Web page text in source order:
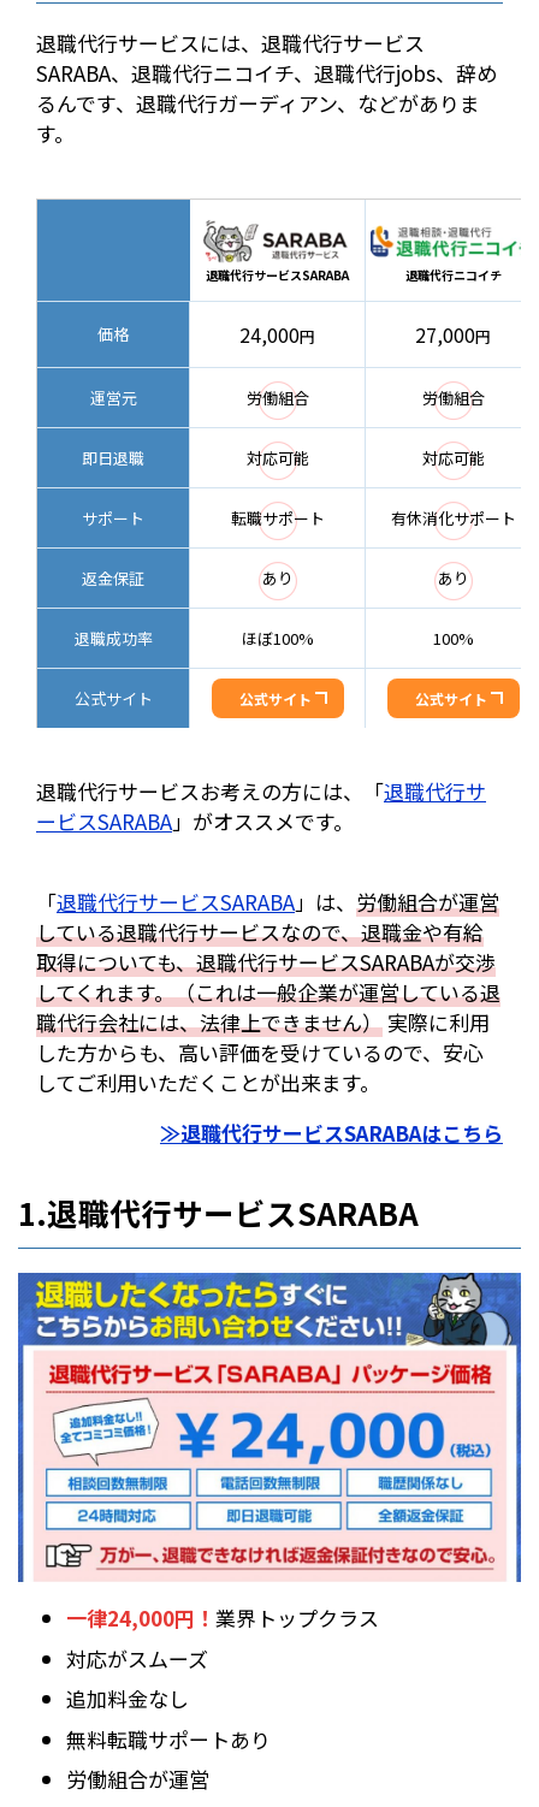
退職代行サービスには、退職代行サービス
SARABA、退職代行ニコイチ、退職代行jobs、辞め
るんです、退職代行ガーディアン、などがありま
す。
退職代行サービスSARABA 退職代行ニコイチ
価格 24,000円 27,000円
運営元 ◯
労働組合 ◯
労働組合
即日退職 ◯
対応可能 ◯
対応可能
サポート ◯
転職サポート ◯
有休消化サポート
返金保証 ◯
あり ◯
あり
退職成功率 ほぼ100% 100%
公式サイト 公式サイト 公式サイト
退職代行サービスお考えの方には、「退職代行サ
ービスSARABA」がオススメです。
「退職代行サービスSARABA」は、 労働組合が運営
している退職代行サービスなので、退職金や有給
取得についても、退職代行サービスSARABAが交渉
してくれます。（これは一般企業が運営している退
職代行会社には、法律上できません） 実際に利用
した方からも、高い評価を受けているので、安心
してご利用いただくことが出来ます。
≫退職代行サービスSARABAはこちら
1.退職代行サービスSARABA
一律24,000円！ 業界トップクラス
対応がスムーズ
追加料金なし
無料転職サポートあり
労働組合が運営